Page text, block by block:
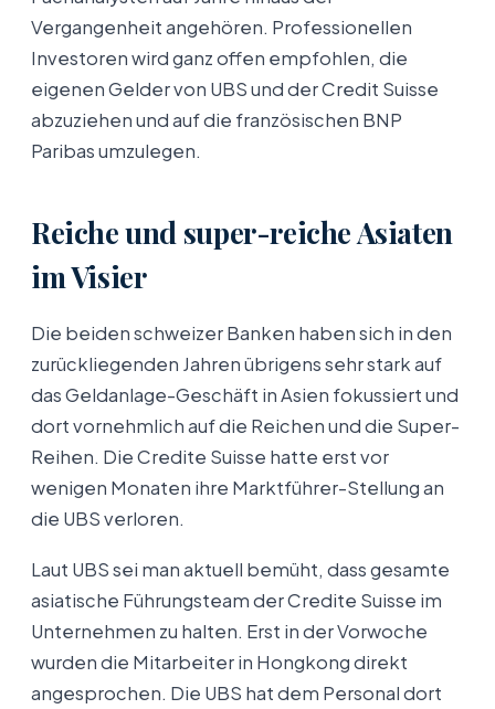
Vergangenheit angehören. Professionellen
Investoren wird ganz offen empfohlen, die
eigenen Gelder von UBS und der Credit Suisse
abzuziehen und auf die französischen BNP
Paribas umzulegen.
Reiche und super-reiche Asiaten
im Visier
Die beiden schweizer Banken haben sich in den
zurückliegenden Jahren übrigens sehr stark auf
das Geldanlage-Geschäft in Asien fokussiert und
dort vornehmlich auf die Reichen und die Super-
Reihen. Die Credite Suisse hatte erst vor
wenigen Monaten ihre Marktführer-Stellung an
die UBS verloren.
Laut UBS sei man aktuell bemüht, dass gesamte
asiatische Führungsteam der Credite Suisse im
Unternehmen zu halten. Erst in der Vorwoche
wurden die Mitarbeiter in Hongkong direkt
angesprochen. Die UBS hat dem Personal dort